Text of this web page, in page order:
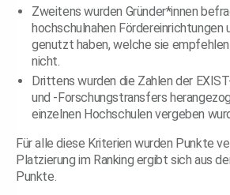
Zweitens wurden Gründer*innen
hochschulnahen Fördereinrichtungen
genutzt haben, welche sie
nicht.
Drittens wurden die Zahlen der
und -Forschungstransfers
einzelnen Hochschulen vergeben
Für alle diese Kriterien wurden Punkte
Platzierung im Ranking ergibt sich aus
Punkte.